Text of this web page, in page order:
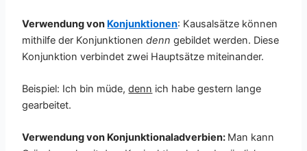
Verwendung von Konjunktionen: Kausalsätze können
mithilfe der Konjunktionendenn gebildet werden. Diese
Konjunktion verbindet zwei Hauptsätze miteinander.
Beispiel: Ich bin müde,denn ich habe gestern lange
gearbeitet.
Verwendung von Konjunktionaladverbien: Man kann